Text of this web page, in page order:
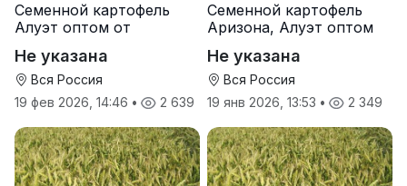
Семенной картофель
Алуэт оптом от
Не указана
Вся Россия
19 фев 2026, 14:46 • 2 639
Семенной картофель
Аризона, Алуэт оптом
Не указана
Вся Россия
19 янв 2026, 13:53 • 2 349